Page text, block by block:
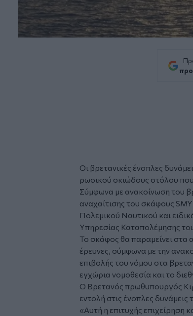
Οι βρετανικές ένοπλες
ρωσικού σκιώδους στόλου
Σύμφωνα με ανακοίνωση του
αναχαίτισης του σκάφους
Πολεμικού Ναυτικού και
Υπηρεσίας Καταπολέμησης
Το σκάφος θα παραμείνει στα
έρευνες, σύμφωνα με την
επιβολής του νόμου στα
εγχώρια νομοθεσία και το
Ο Βρετανός πρωθυπουργός
εντολή στις ένοπλες
«Αυτή η επιτυχής επιχείρηση